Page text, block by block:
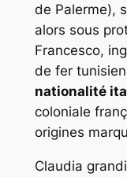
de Palerme),
alors sous
Francesco,
de fer
nationalité
coloniale
origines
Claudia